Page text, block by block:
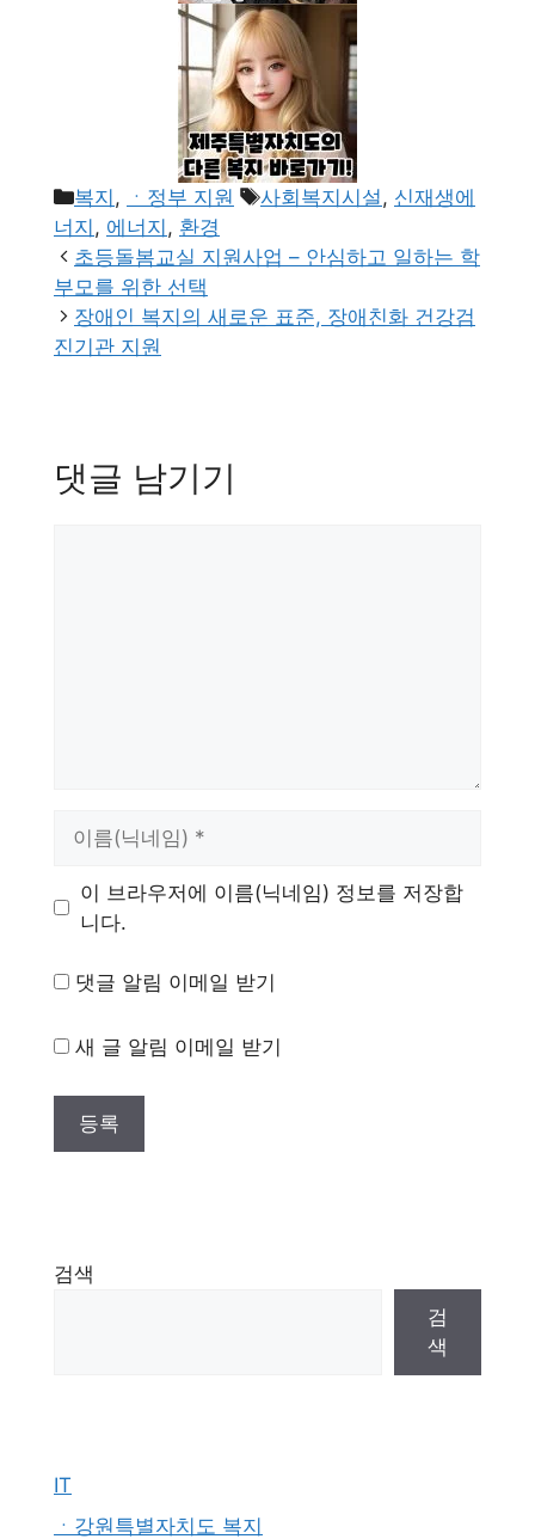
카
테
고
리
복지, ㆍ정부 지원
태
사회복지시설, 신재생에
너지, 에너지, 환경
초등돌봄교실 지원사업 – 안심하고 일하는 학
부모를 위한 선택
장애인 복지의 새로운 표준, 장애친화 건강검
진기관 지원
댓글 남기기
이 브라우저에 이름(닉네임) 정보를 저장합
니다.
댓글 알림 이메일 받기
새 글 알림 이메일 받기
검색
검
색
IT
ㆍ강원특별자치도 복지